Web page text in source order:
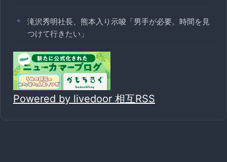
滝沢秀明社長、熊本入り示唆「男手が必要。時間を見
つけて行きたい」
Powered by livedoor 相互RSS